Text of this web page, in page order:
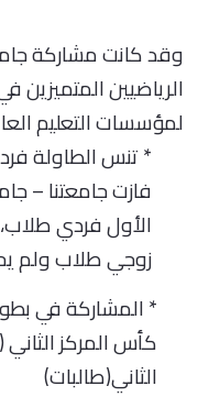
وقد كانت مشاركة
الرياضيين المتميزين
لمؤسسات التعليم
* تنس الطاولة
فازت جامعتنا –
الأول فردي
زوجي طلاب ولم
* المشاركة في
كأس المركز
الثاني(طالبات)